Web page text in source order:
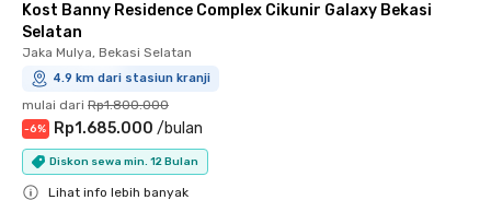
Kost Banny Residence Complex Cikunir Galaxy Bekasi
Selatan
Jaka Mulya, Bekasi Selatan
4.9 km dari stasiun kranji
mulai dari Rp1.800.000
-6% Rp1.685.000 /bulan
Diskon sewa min. 12 Bulan
Lihat info lebih banyak